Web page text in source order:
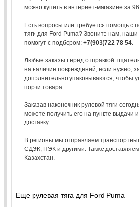
можно купить в интернет-магазине за
Есть вопросы или требуется помощь с
тяги для Ford Puma? Звоните нам,
помогут с подбором: +7(903)722 78 54.
Любые заказы перед отправкой
на наличие повреждений, если нужно,
дополнительно упаковываются, чтобы
порчи товара.
Заказав наконечник рулевой тяги
можете получить его на пункте выдачи
доставку.
В регионы мы отправляем
СДЭК, ПЭК и другими. Также доставляем
Казахстан.
Еще рулевая тяга для Ford Puma